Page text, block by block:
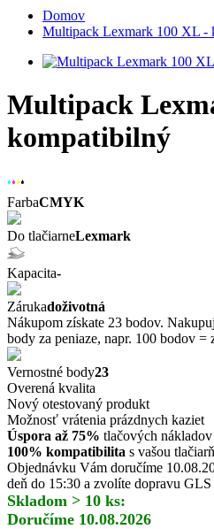
Domov
Multipack Lexmark 100 XL -
Multipack
kompatibilný
FarbaCMYK
Do tlačiarneLexmark
Kapacita-
Zárukadoživotná
Nákupom získate 23 bodov.
body za peniaze, napr. 100 bodov =
Vernostné body23
Overená kvalita
Nový otestovaný produkt
Možnosť vrátenia prázdnych kaziet
Úspora až 75% tlačových nákladov
100% kompatibilita s vašou
Objednávku Vám doručíme
deň do 15:30 a zvolíte dopravu GLS
Skladom > 10 ks:
Doručíme 10.08.2026